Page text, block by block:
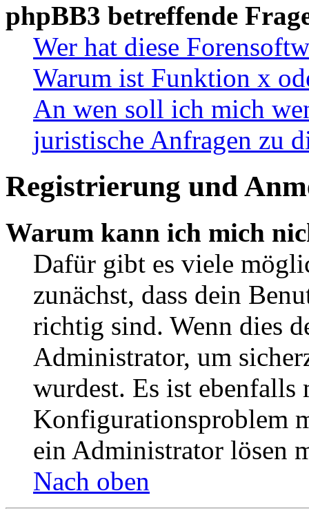
phpBB3 betreffende
Wer hat diese
Warum ist Funktion x
An wen soll ich mich
juristische Anfragen zu
Registrierung und
Warum kann ich mich
Dafür gibt es viele
zunächst, dass dein
richtig sind. Wenn dies
Administrator, um
wurdest. Es ist ebenfalls
Konfigurationsproblem
ein Administrator lösen
Nach oben